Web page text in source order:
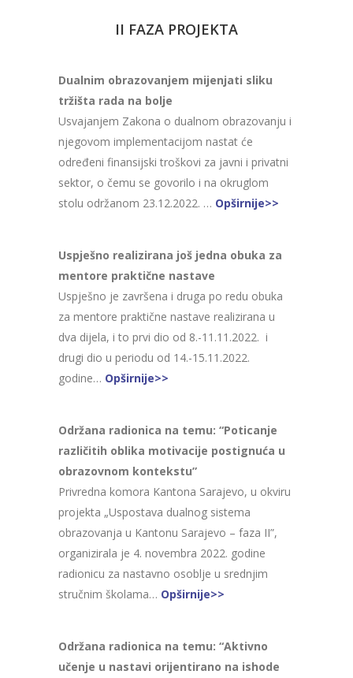
II FAZA PROJEKTA
Dualnim obrazovanjem mijenjati sliku
tržišta rada na bolje
Usvajanjem Zakona o dualnom obrazovanju i
njegovom implementacijom nastat će
određeni finansijski troškovi za javni i privatni
sektor, o čemu se govorilo i na okruglom
stolu održanom 23.12.2022. … Opširnije>>
Uspješno realizirana još jedna obuka za
mentore praktične nastave
Uspješno je završena i druga po redu obuka
za mentore praktične nastave realizirana u
dva dijela, i to prvi dio od 8.-11.11.2022. i
drugi dio u periodu od 14.-15.11.2022.
godine… Opširnije>>
Održana radionica na temu: “Poticanje
različitih oblika motivacije postignuća u
obrazovnom kontekstu”
Privredna komora Kantona Sarajevo, u okviru
projekta „Uspostava dualnog sistema
obrazovanja u Kantonu Sarajevo – faza II”,
organizirala je 4. novembra 2022. godine
radionicu za nastavno osoblje u srednjim
stručnim školama… Opširnije>>
Održana radionica na temu: “Aktivno
učenje u nastavi orijentirano na ishode